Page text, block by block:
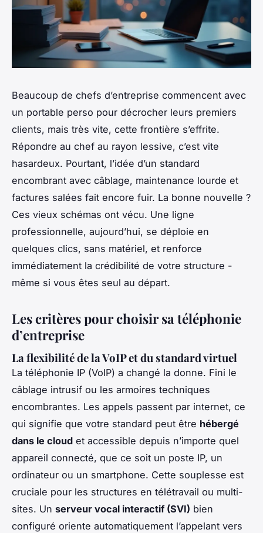
Beaucoup de chefs d’entreprise commencent avec
un portable perso pour décrocher leurs premiers
clients, mais très vite, cette frontière s’effrite.
Répondre au chef au rayon lessive, c’est vite
hasardeux. Pourtant, l’idée d’un standard
encombrant avec câblage, maintenance lourde et
factures salées fait encore fuir. La bonne nouvelle ?
Ces vieux schémas ont vécu. Une ligne
professionnelle, aujourd’hui, se déploie en
quelques clics, sans matériel, et renforce
immédiatement la crédibilité de votre structure -
même si vous êtes seul au départ.
Les critères pour choisir sa téléphonie
d’entreprise
La flexibilité de la VoIP et du standard virtuel
La téléphonie IP (VoIP) a changé la donne. Fini le
câblage intrusif ou les armoires techniques
encombrantes. Les appels passent par internet, ce
qui signifie que votre standard peut être hébergé
dans le cloud et accessible depuis n’importe quel
appareil connecté, que ce soit un poste IP, un
ordinateur ou un smartphone. Cette souplesse est
cruciale pour les structures en télétravail ou multi-
sites. Un serveur vocal interactif (SVI) bien
configuré oriente automatiquement l’appelant vers